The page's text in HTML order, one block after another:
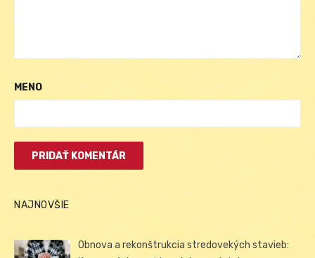
MENO
NAJNOVŠIE
Obnova a rekonštrukcia stredovekých stavieb: